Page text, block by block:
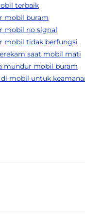
terbaik
mobil buram
mobil no signal
mobil tidak berfungsi
saat mobil mati
mundur mobil buram
mobil untuk